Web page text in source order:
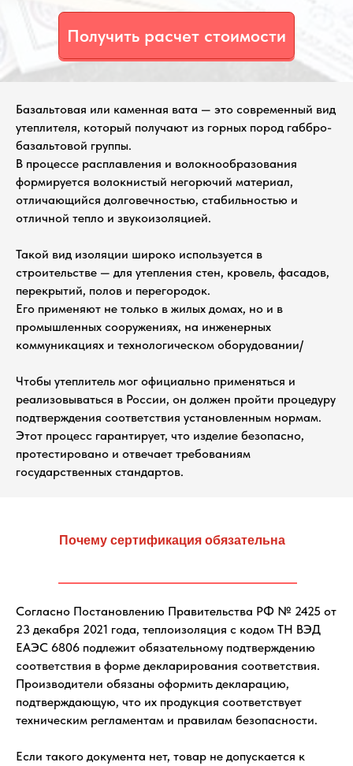
Получить расчет стоимости
Базальтовая или каменная вата — это современный вид
утеплителя, который получают из горных пород габбро-
базальтовой группы.
В процессе расплавления и волокнообразования
формируется волокнистый негорючий материал,
отличающийся долговечностью, стабильностью и
отличной тепло и звукоизоляцией.
Такой вид изоляции широко используется в
строительстве — для утепления стен, кровель, фасадов,
перекрытий, полов и перегородок.
Его применяют не только в жилых домах, но и в
промышленных сооружениях, на инженерных
коммуникациях и технологическом оборудовании/
Чтобы утеплитель мог официально применяться и
реализовываться в России, он должен пройти процедуру
подтверждения соответствия установленным нормам.
Этот процесс гарантирует, что изделие безопасно,
протестировано и отвечает требованиям
государственных стандартов.
Почему сертификация обязательна
Согласно Постановлению Правительства РФ № 2425 от
23 декабря 2021 года, теплоизоляция с кодом ТН ВЭД
ЕАЭС 6806 подлежит обязательному подтверждению
соответствия в форме декларирования соответствия.
Производители обязаны оформить декларацию,
подтверждающую, что их продукция соответствует
техническим регламентам и правилам безопасности.
Если такого документа нет, товар не допускается к